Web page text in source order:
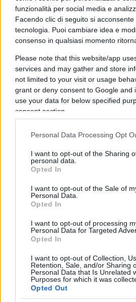
funzionalità per social media e
Facendo clic di seguito si
tecnologia. Puoi cambiare idea e
consenso in qualsiasi momento
Please note that this website/app
services and may gather and store
not limited to your visit or usage
grant or deny consent to Google and
use your data for below specified
consent section.
Personal Data Processing Opt
I want to opt-out of the Sharing
personal data.
Opted In
I want to opt-out of the Sale of
Personal Data.
Opted In
I want to opt-out of processing
Personal Data for Targeted
Opted In
I want to opt-out of Collection,
Retention, Sale, and/or Sharing
Personal Data that Is Unrelated
Purposes for which it was
Opted Out
coesione socialecon i ritardi
risposte concrete ai cittadini.
l’impresa all’evasione in una
dettata dall’anti-
dimora nel rudere decrepito
respinta, rilanciando,
dello Stato nei pagamenti
primo evasore è la pubblica
a dichiarare fallimento od
tasse a causa
crediti con il soggetto
erogate. Le imprese
sotto il torchio tributario e
subire la diffamante
obblighi fiscali ed essere
che ammorba il Paese. Delrio
della legge sul riordino delle
tagliare la spesa pubblica